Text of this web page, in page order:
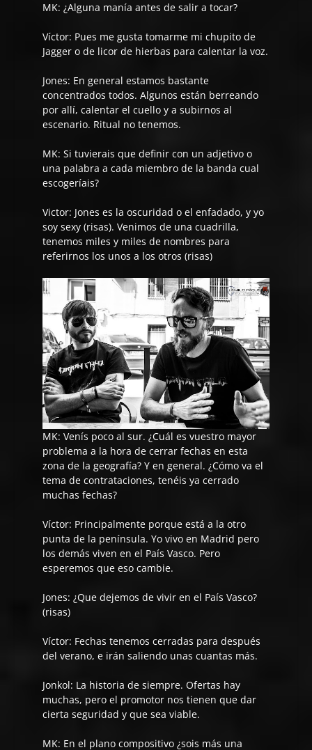
MK: ¿Alguna manía antes de salir a tocar?
Víctor: Pues me gusta tomarme mi chupito de
Jagger o de licor de hierbas para calentar la voz.
Jones: En general estamos bastante
concentrados todos. Algunos están berreando
por allí, calentar el cuello y a subirnos al
escenario. Ritual no tenemos.
MK: Si tuvierais que definir con un adjetivo o
una palabra a cada miembro de la banda cual
escogeríais?
Victor: Jones es la oscuridad o el enfadado, y yo
soy sexy (risas). Venimos de una cuadrilla,
tenemos miles y miles de nombres para
referirnos los unos a los otros (risas)
MK: Venís poco al sur. ¿Cuál es vuestro mayor
problema a la hora de cerrar fechas en esta
zona de la geografía? Y en general. ¿Cómo va el
tema de contrataciones, tenéis ya cerrado
muchas fechas?
Víctor: Principalmente porque está a la otro
punta de la península. Yo vivo en Madrid pero
los demás viven en el País Vasco. Pero
esperemos que eso cambie.
Jones: ¿Que dejemos de vivir en el País Vasco?
(risas)
Víctor: Fechas tenemos cerradas para después
del verano, e irán saliendo unas cuantas más.
Jonkol: La historia de siempre. Ofertas hay
muchas, pero el promotor nos tienen que dar
cierta seguridad y que sea viable.
MK: En el plano compositivo ¿sois más una